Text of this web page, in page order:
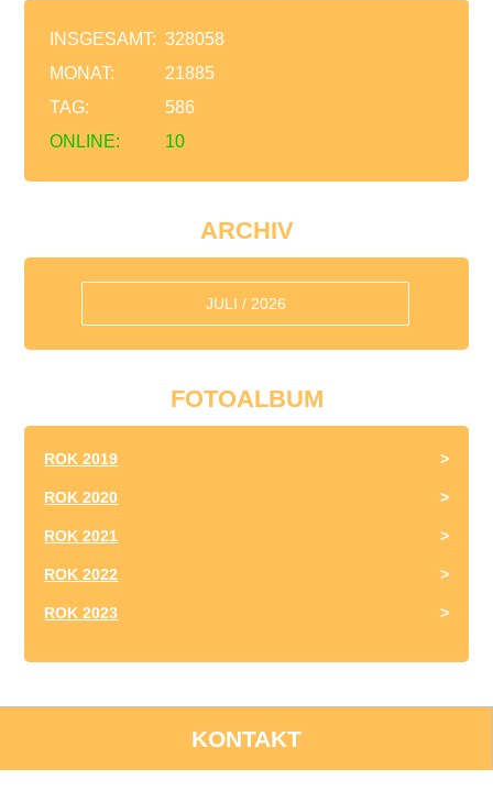
ONLINE: 10
INSGESAMT: 328058
MONAT:
21885
TAG:
586
ARCHIV
JULI / 2026
FOTOALBUM
ROK 2019
ROK 2020
ROK 2021
ROK 2022
ROK 2023
KONTAKT